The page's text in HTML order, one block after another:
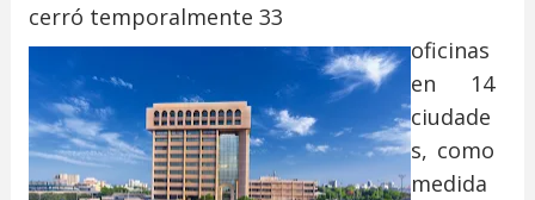
cerró temporalmente 33
oficinas
en 14
ciudade
s, como
medida